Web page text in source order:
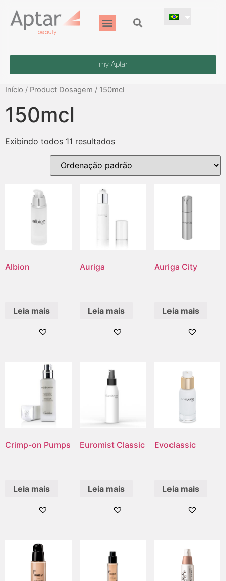
my Aptar
Início / Product Dosagem / 150mcl
150mcl
Exibindo todos 11 resultados
Albion
Leia mais
Auriga
Leia mais
Auriga City
Leia mais
Crimp-on Pumps
Leia mais
Euromist Classic
Leia mais
Evoclassic
Leia mais